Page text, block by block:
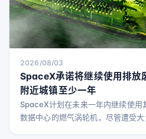
2026/08/03
SpaceX承诺将继续使用排放
附近城镇至少一年
SpaceX计划在未来一年内继续使用
数据中心的燃气涡轮机，尽管遭受大